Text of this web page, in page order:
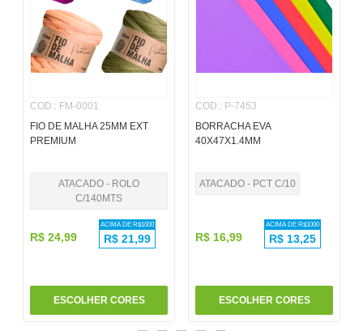
COD.: FM-0001
FIO DE MALHA 25MM EXT
PREMIUM
ATACADO - ROLO
C/140MTS
R$ 24,99
ACIMA DE R$1000
R$ 21,99
ESCOLHER CORES
COD.: P-7453
BORRACHA EVA
40X47X1.4MM
ATACADO - PCT C/10
R$ 16,99
ACIMA DE R$1000
R$ 13,25
ESCOLHER CORES
pincel
º papel
º barbante
10º havaianas